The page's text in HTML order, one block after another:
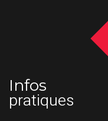
Infos
pratiques